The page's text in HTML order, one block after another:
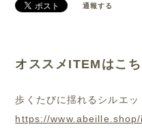
通報する
オススメITEMはこち
歩くたびに揺れるシルエッ
https://